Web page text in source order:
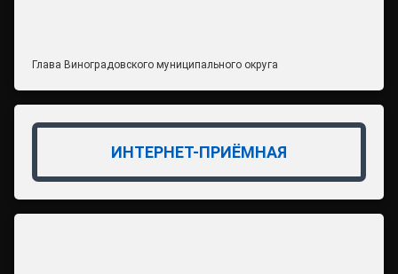
Глава Виноградовского муниципального округа
ИНТЕРНЕТ-ПРИЁМНАЯ